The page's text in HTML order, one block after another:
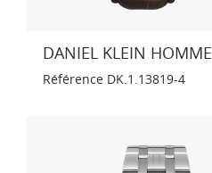
DANIEL KLEIN HOMME
Référence DK.1.13819-4